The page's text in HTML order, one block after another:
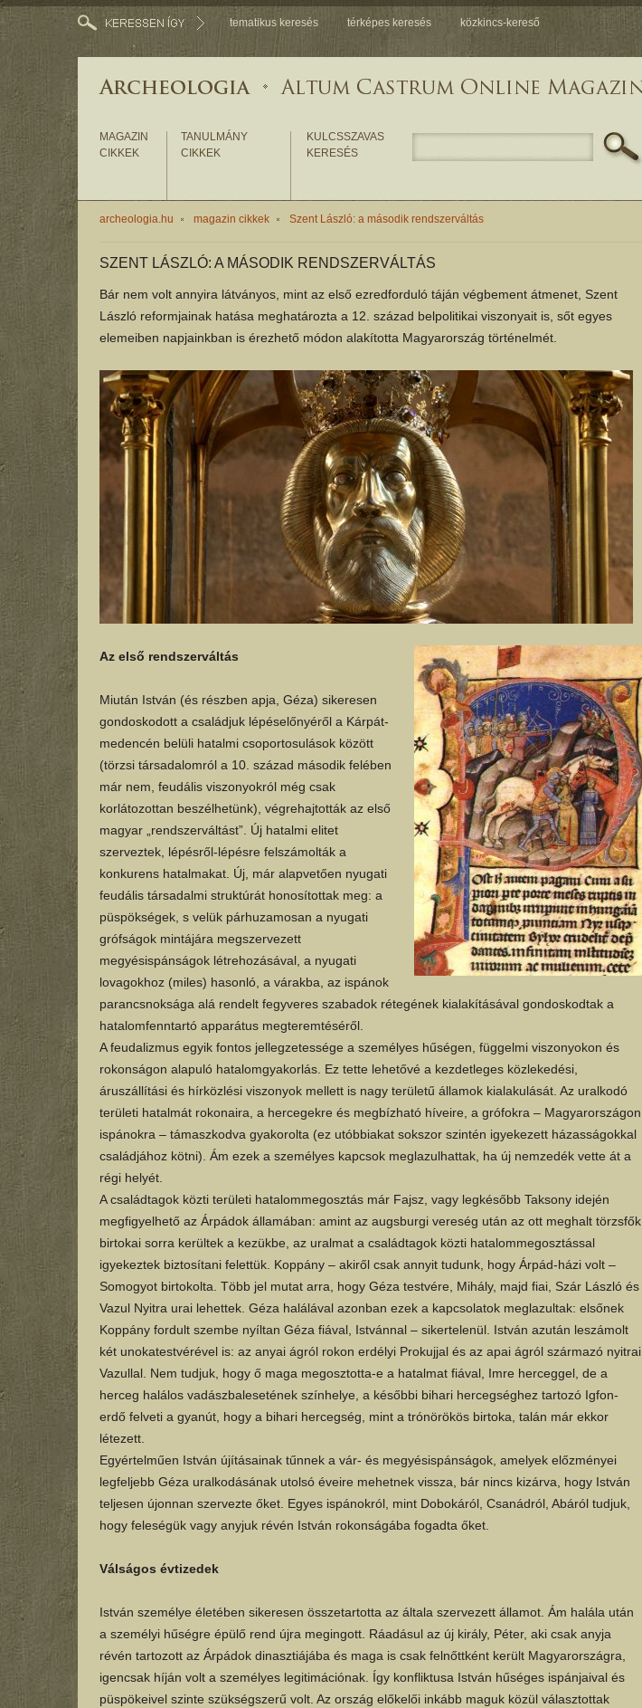
tematikus keresés térképes keresés közkincs-kereső
MAGAZIN
CIKKEK
TANULMÁNY
CIKKEK
KULCSSZAVAS
KERESÉS
archeologia.hu magazin cikkek Szent László: a második rendszerváltás
SZENT LÁSZLÓ: A MÁSODIK RENDSZERVÁLTÁS
Bár nem volt annyira látványos, mint az első ezredforduló táján végbement átmenet, Szent
László reformjainak hatása meghatározta a 12. század belpolitikai viszonyait is, sőt egyes
elemeiben napjainkban is érezhető módon alakította Magyarország történelmét.
Az első rendszerváltás
Miután István (és részben apja, Géza) sikeresen
gondoskodott a családjuk lépéselőnyéről a Kárpát-
medencén belüli hatalmi csoportosulások között
(törzsi társadalomról a 10. század második felében
már nem, feudális viszonyokról még csak
korlátozottan beszélhetünk), végrehajtották az első
magyar „rendszerváltást”. Új hatalmi elitet
szerveztek, lépésről-lépésre felszámolták a
konkurens hatalmakat. Új, már alapvetően nyugati
feudális társadalmi struktúrát honosítottak meg: a
püspökségek, s velük párhuzamosan a nyugati
grófságok mintájára megszervezett
megyésispánságok létrehozásával, a nyugati
lovagokhoz (miles) hasonló, a várakba, az ispánok
parancsnoksága alá rendelt fegyveres szabadok rétegének kialakításával gondoskodtak a
hatalomfenntartó apparátus megteremtéséről.
A feudalizmus egyik fontos jellegzetessége a személyes hűségen, függelmi viszonyokon és
rokonságon alapuló hatalomgyakorlás. Ez tette lehetővé a kezdetleges közlekedési,
áruszállítási és hírközlési viszonyok mellett is nagy területű államok kialakulását. Az uralkodó
területi hatalmát rokonaira, a hercegekre és megbízható híveire, a grófokra – Magyarországon
ispánokra – támaszkodva gyakorolta (ez utóbbiakat sokszor szintén igyekezett házasságokkal
családjához kötni). Ám ezek a személyes kapcsok meglazulhattak, ha új nemzedék vette át a
régi helyét.
A családtagok közti területi hatalommegosztás már Fajsz, vagy legkésőbb Taksony idején
megfigyelhető az Árpádok államában: amint az augsburgi vereség után az ott meghalt törzsfők
birtokai sorra kerültek a kezükbe, az uralmat a családtagok közti hatalommegosztással
igyekeztek biztosítani felettük. Koppány – akiről csak annyit tudunk, hogy Árpád-házi volt –
Somogyot birtokolta. Több jel mutat arra, hogy Géza testvére, Mihály, majd fiai, Szár László és
Vazul Nyitra urai lehettek. Géza halálával azonban ezek a kapcsolatok meglazultak: elsőnek
Koppány fordult szembe nyíltan Géza fiával, Istvánnal – sikertelenül. István azután leszámolt
két unokatestvérével is: az anyai ágról rokon erdélyi Prokujjal és az apai ágról származó nyitrai
Vazullal. Nem tudjuk, hogy ő maga megosztotta-e a hatalmat fiával, Imre herceggel, de a
herceg halálos vadászbalesetének színhelye, a későbbi bihari hercegséghez tartozó Igfon-
erdő felveti a gyanút, hogy a bihari hercegség, mint a trónörökös birtoka, talán már ekkor
létezett.
Egyértelműen István újításainak tűnnek a vár- és megyésispánságok, amelyek előzményei
legfeljebb Géza uralkodásának utolsó éveire mehetnek vissza, bár nincs kizárva, hogy István
teljesen újonnan szervezte őket. Egyes ispánokról, mint Dobokáról, Csanádról, Abáról tudjuk,
hogy feleségük vagy anyjuk révén István rokonságába fogadta őket.
Válságos évtizedek
István személye életében sikeresen összetartotta az általa szervezett államot. Ám halála után
a személyi hűségre épülő rend újra megingott. Ráadásul az új király, Péter, aki csak anyja
révén tartozott az Árpádok dinasztiájába és maga is csak felnőttként került Magyarországra,
igencsak híján volt a személyes legitimációnak. Így konfliktusa István hűséges ispánjaival és
püspökeivel szinte szükségszerű volt. Az ország előkelői inkább maguk közül választottak